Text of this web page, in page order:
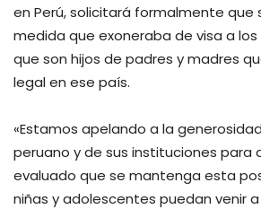
en Perú, solicitará formalmente que
medida que exoneraba de visa a
que son hijos de padres y madres
legal en ese país.
«Estamos apelando a la
peruano y de sus instituciones para
evaluado que se mantenga esta
niñas y adolescentes puedan venir a